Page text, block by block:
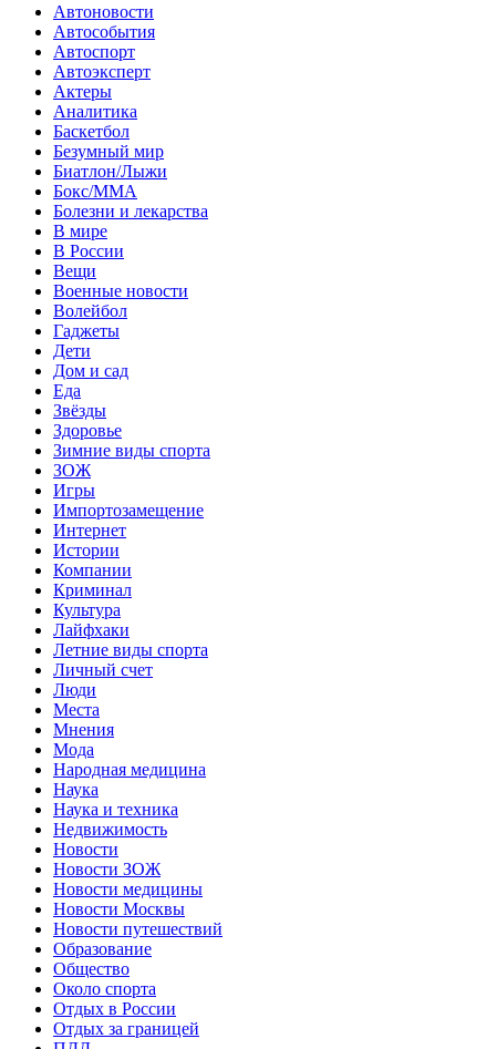
Автоновости
Автособытия
Автоспорт
Автоэксперт
Актеры
Аналитика
Баскетбол
Безумный мир
Биатлон/Лыжи
Бокс/MMA
Болезни и лекарства
В мире
В России
Вещи
Военные новости
Волейбол
Гаджеты
Дети
Дом и сад
Еда
Звёзды
Здоровье
Зимние виды спорта
ЗОЖ
Игры
Импортозамещение
Интернет
Истории
Компании
Криминал
Культура
Лайфхаки
Летние виды спорта
Личный счет
Люди
Места
Мнения
Мода
Народная медицина
Наука
Наука и техника
Недвижимость
Новости
Новости ЗОЖ
Новости медицины
Новости Москвы
Новости путешествий
Образование
Общество
Около спорта
Отдых в России
Отдых за границей